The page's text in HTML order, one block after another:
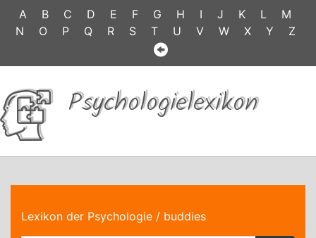
A B C D E F G H I J K L
M
N
O P Q R S T U V W X Y Z
Psychologielexikon
Lexikon der Psychologie / buddies